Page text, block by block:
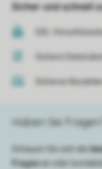
Sicher und schnell
SSL-
Sichere
Sicheres Bezahlen
Haben Sie Fragen?
Schauen Sie sich die
Fragen an oder